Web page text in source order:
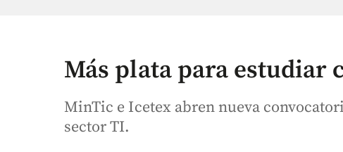
Más plata para estudiar
MinTic e Icetex abren nueva
sector TI.